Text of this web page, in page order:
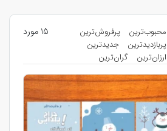
محبوب‌ترین
پرفروش‌ترین
پربازدیدترین
جدیدترین
ارزان‌ترین
گران‌ترین
15 مورد